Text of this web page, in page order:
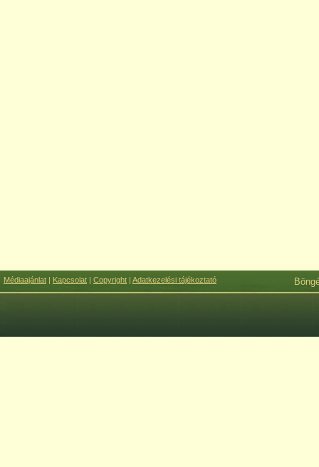
Médiaajánlat | Kapcsolat | Copyright | Adatkezelési tájékoztató